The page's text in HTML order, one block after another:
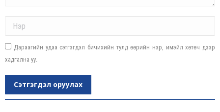
Дараагийн удаа сэтгэгдэл бичихийн тулд өөрийн нэр, имэйл хөтөч дээр
хадгална уу.
Сэтгэгдэл оруулах